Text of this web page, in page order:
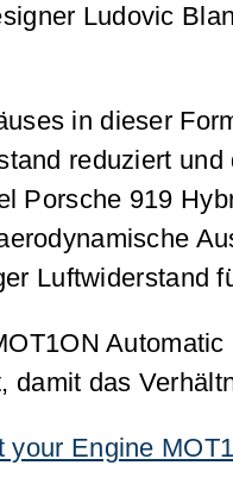
Ludovic
in dieser
reduziert
Porsche 919
Luftwiderstand
damit das